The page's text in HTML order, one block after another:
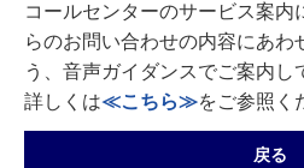
コールセンターのサービス案内
らのお問い合わせの内容にあわ
う、音声ガイダンスでご案内し
詳しくは≪こちら≫をご参照く
戻る